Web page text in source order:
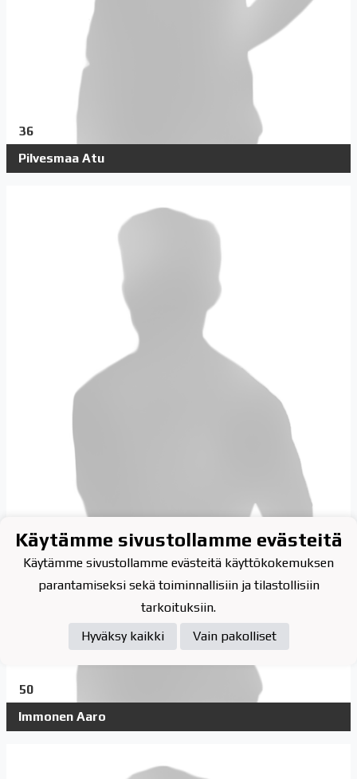
36
Pilvesmaa Atu
50
Immonen Aaro
Käytämme sivustollamme evästeitä
Käytämme sivustollamme evästeitä käyttökokemuksen
parantamiseksi sekä toiminnallisiin ja tilastollisiin
tarkoituksiin.
Hyväksy kaikki
Vain pakolliset